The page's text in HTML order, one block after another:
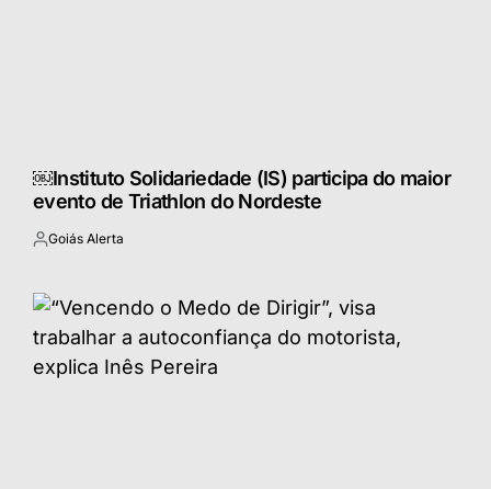
￼Instituto Solidariedade (IS) participa do maior
evento de Triathlon do Nordeste
Postado
Goiás Alerta